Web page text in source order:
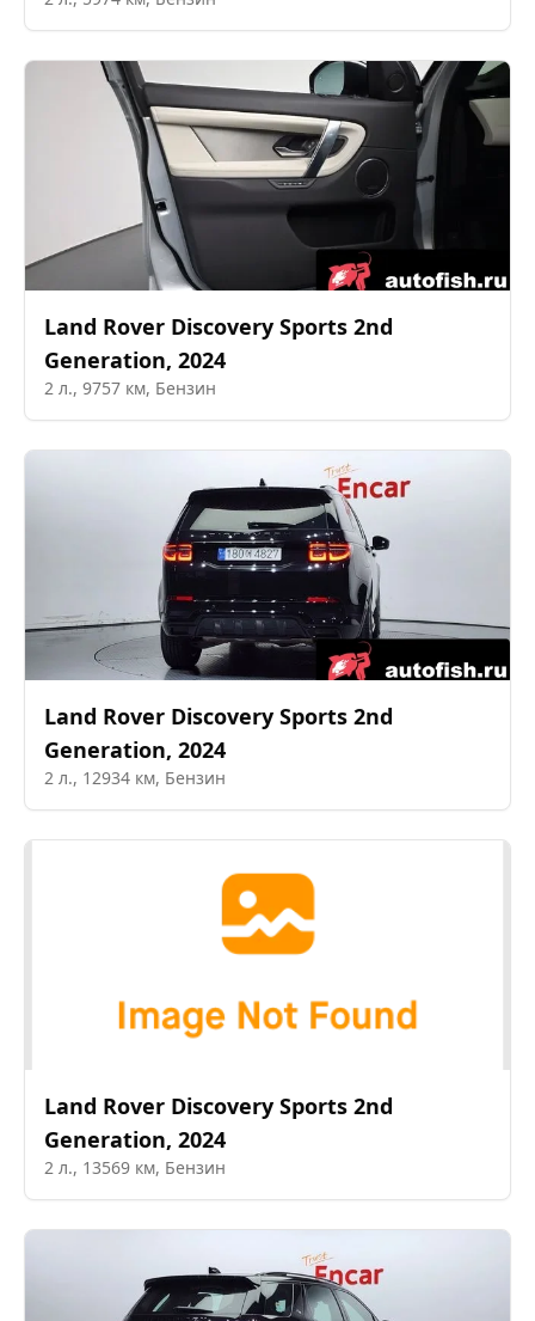
Land Rover Discovery Sports 2nd
Generation, 2024
2 л., 9757 км, Бензин
Land Rover Discovery Sports 2nd
Generation, 2024
2 л., 12934 км, Бензин
Land Rover Discovery Sports 2nd
Generation, 2024
2 л., 13569 км, Бензин